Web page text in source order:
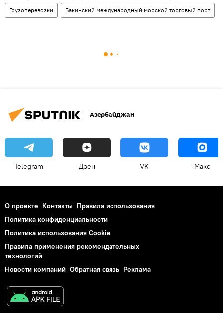
Грузоперевозки Бакинский международный морской торговый порт
Азербайджан
Telegram Дзен VK Макс
О проекте Контакты Правила использования
Политика конфиденциальности
Политика использования Cookie
Правила применения рекомендательных
технологий
Новости компаний Обратная связь Реклама